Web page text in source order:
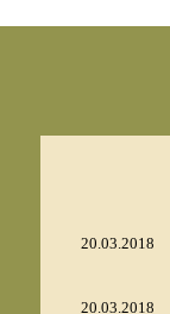
20.03.2018
20.03.2018